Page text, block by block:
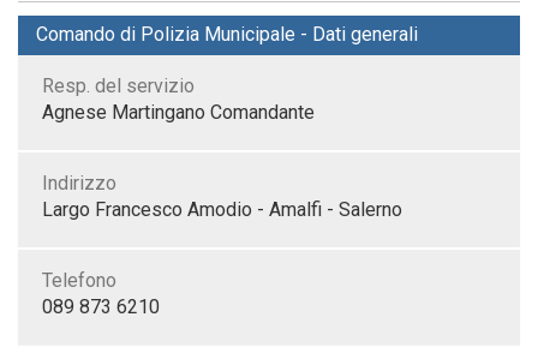
Comando di Polizia Municipale - Dati generali
Resp. del servizio
Agnese Martingano Comandante
Indirizzo
Largo Francesco Amodio - Amalfi - Salerno
Telefono
089 873 6210